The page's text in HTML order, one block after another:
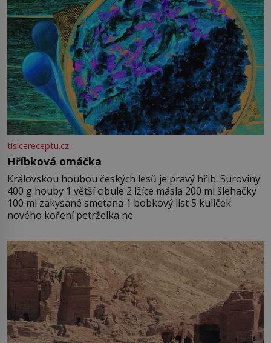
tisicereceptu.cz
Hříbková omáčka
Královskou houbou českých lesů je pravý hřib. Suroviny
400 g houby 1 větší cibule 2 lžíce másla 200 ml šlehačky
100 ml zakysané smetana 1 bobkový list 5 kuliček
nového koření petrželka ne